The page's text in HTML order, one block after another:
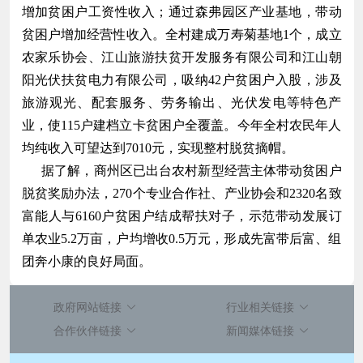
增加贫困户工资性收入；通过森弗园区产业基地，带动
贫困户增加经营性收入。全村建成万寿菊基地1个，成立
农家乐协会、江山旅游扶贫开发服务有限公司和江山朝
阳光伏扶贫电力有限公司，吸纳42户贫困户入股，涉及
旅游观光、配套服务、劳务输出、光伏发电等特色产
业，使115户建档立卡贫困户全覆盖。今年全村农民年人
均纯收入可望达到7010元，实现整村脱贫摘帽。
据了解，商州区已出台农村新型经营主体带动贫困户
脱贫奖励办法，270个专业合作社、产业协会和2320名致
富能人与6160户贫困户结成帮扶对子，示范带动发展订
单农业5.2万亩，户均增收0.5万元，形成先富带后富、组
团奔小康的良好局面。
政府网站链接
行业相关链接
合作伙伴链接
新闻媒体链接